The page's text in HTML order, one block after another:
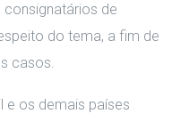
de
do tema, a fim de
casos.
e os demais países